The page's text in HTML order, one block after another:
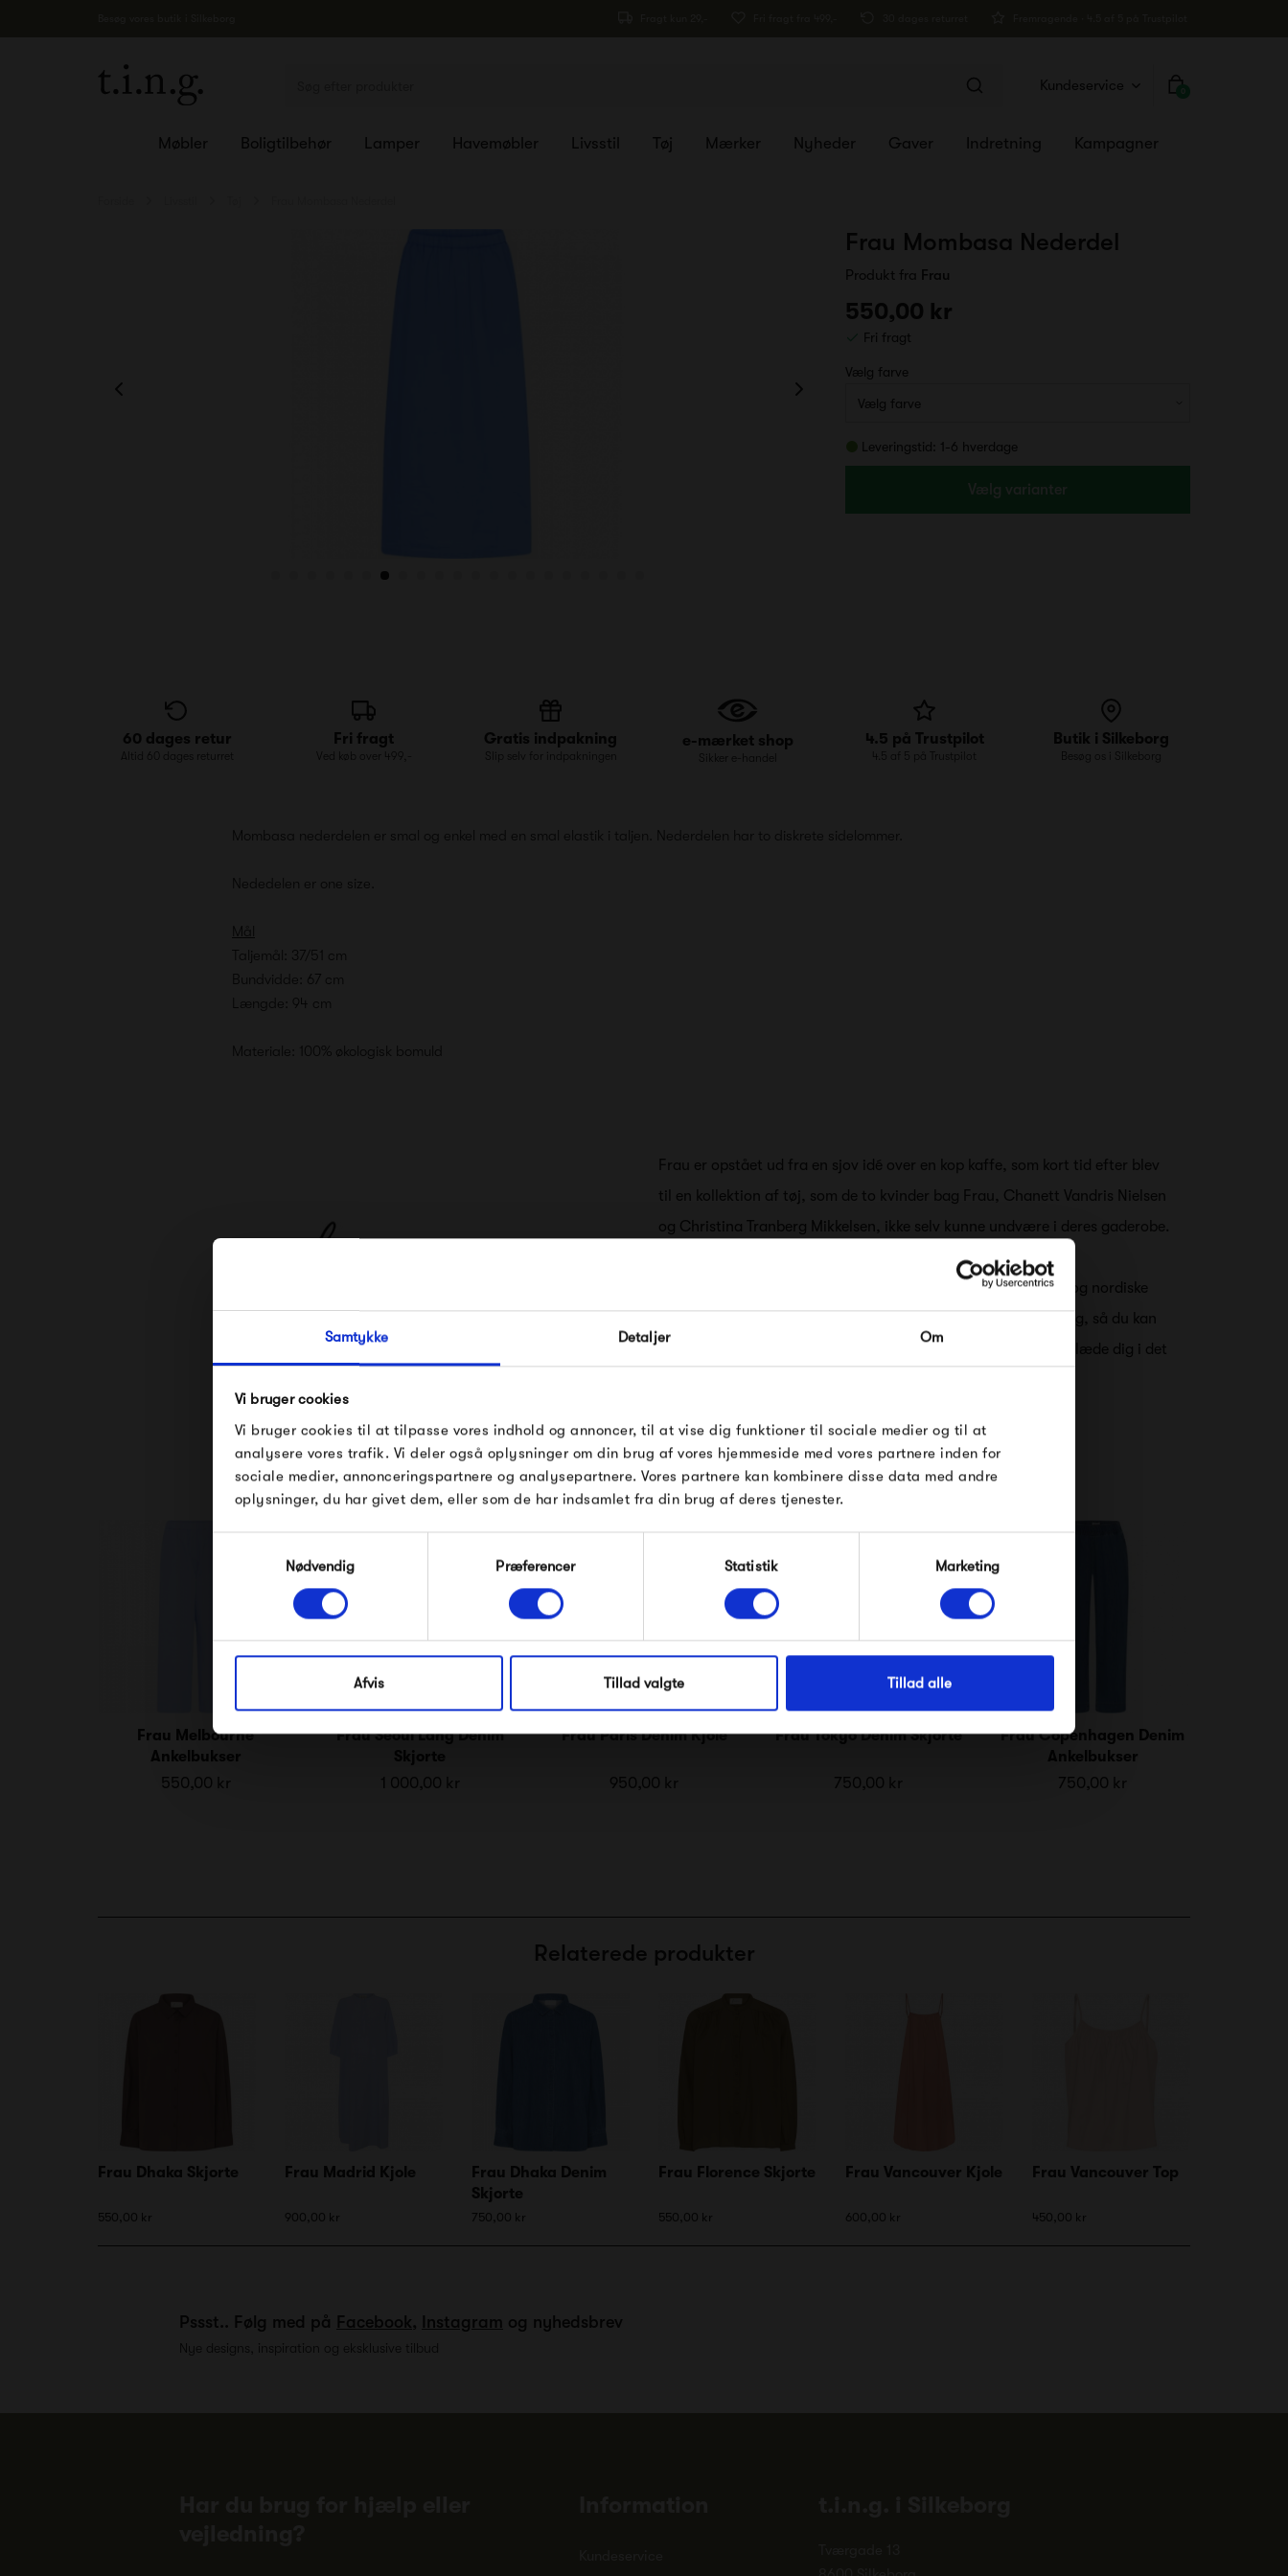
Samtykke Detaljer Om
Vi bruger cookies
Vi bruger cookies til at tilpasse vores indhold og annoncer, til at vise dig funktioner til sociale medier og til at
analysere vores trafik. Vi deler også oplysninger om din brug af vores hjemmeside med vores partnere inden for
sociale medier, annonceringspartnere og analysepartnere. Vores partnere kan kombinere disse data med andre
oplysninger, du har givet dem, eller som de har indsamlet fra din brug af deres tjenester.
Nødvendig
Præferencer Statistik Marketing
Afvis Tillad valgte Tillad alle
0
Kundeservice
Møbler Boligtilbehør Lamper Havemøbler Livsstil Tøj Mærker Nyheder Gaver Indretning Kampagner
Frau Mombasa Nederdel
Produkt fra Frau
550,00 kr
Fri fragt
Vælg farve
Leveringstid: 1-6 hverdage
Vælg varianter
60 dages retur
Altid 60 dages returret
Fri fragt
Ved køb over 499,-
Gratis indpakning
Slip selv for indpakningen
e-mærket shop
Sikker e-handel
4.5 på Trustpilot
4.5 af 5 på Trustpilot
Butik i Silkeborg
Besøg os i Silkeborg
Mombasa nederdelen er smal og enkel med en smal elastik i taljen. Nederdelen har to diskrete sidelommer.
Nededelen er one size.
Taljemål: 37/51 cm
Bundvidde: 67 cm
Længde: 94 cm
Materiale: 100% økologisk bomuld
Se alle varer fra Frau
Frau er opstået ud fra en sjov idé over en kop kaffe, som kort tid efter blev
til en kollektion af tøj, som de to kvinder bag Frau, Chanett Vandris Nielsen
og Christina Tranberg Mikkelsen, ikke selv kunne undvære i deres gaderobe.
Kollektionen er sidenhen vokset, og består af simple, stilrene og nordiske
styles, som vigtigst af alt er tidsløse i både design og farvevalg, så du kan
tage tøjet frem, sæson efter sæson, og altid glæde dig til at klæde dig i det
Produkter fra samme kategori
Frau Melbourne
Ankelbukser
550,00 kr
Frau Seoul Lang Denim
1 000,00 kr
Frau Paris Denim Kjole
950,00 kr
Frau Tokyo Denim Skjorte
750,00 kr
Frau Copenhagen Denim
Ankelbukser
750,00 kr
Relaterede produkter
Frau Dhaka Skjorte
550,00 kr
Frau Madrid Kjole
900,00 kr
Frau Dhaka Denim
Skjorte
750,00 kr
Frau Florence Skjorte
550,00 kr
Frau Vancouver Kjole
600,00 kr
Frau Vancouver Top
450,00 kr
Pssst.. Følg med på Facebook, Instagram og nyhedsbrev
Nye designs, inspiration og eksklusive tilbud
FÅ 10% PÅ DIN NÆSTE ORDRE
Gælder ikke på produkter fra Fermob, File Under
Pop og i forvejen nedsatte produkter.
Modtag velkomstrabat
*Ved at tilmelde dig accepterer du at modtage e-
Nej tak, jeg ønsker ikke rabat.